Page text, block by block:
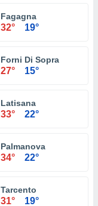
Fagagna
32° 19°
Forni Di Sopra
27° 15°
Latisana
33° 22°
Palmanova
34° 22°
Tarcento
31° 19°